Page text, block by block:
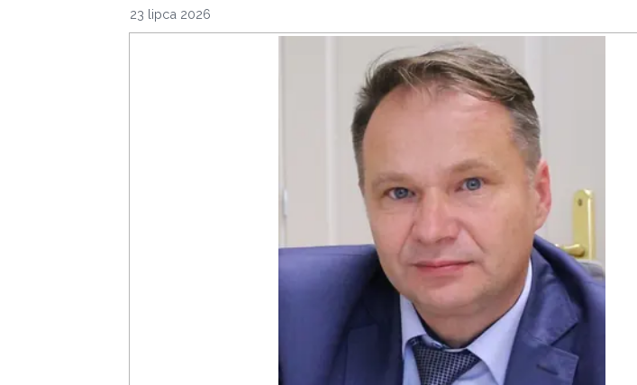
23 lipca 2026